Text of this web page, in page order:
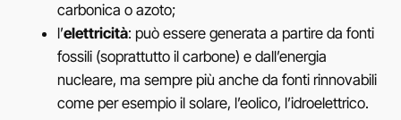
carbonica o azoto;
l’elettricità: può essere generata a partire da fonti
fossili (soprattutto il carbone) e dall’energia
nucleare, ma sempre più anche da fonti rinnovabili
come per esempio il solare, l’eolico, l’idroelettrico.